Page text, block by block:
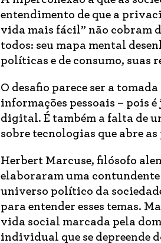
entendimento de que a
vida mais fácil” não cobram
todos: seu mapa mental
políticas e de consumo, suas
O desafio parece ser a
informações pessoais – pois
digital. É também a falta de
sobre tecnologias que abre
Herbert Marcuse, filósofo
elaboraram uma
universo político da
para entender esses temas.
vida social marcada pela
individual que se depreende